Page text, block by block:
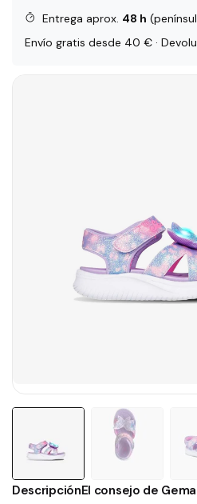
Entrega aprox. 48 h
Envío gratis desde 40 € ·
DescripciónEl consejo de Gema